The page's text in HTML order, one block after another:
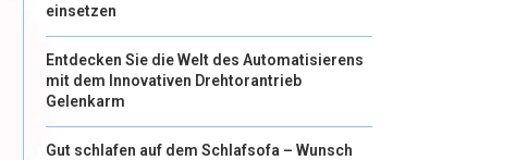
einsetzen
Entdecken Sie die Welt des Automatisierens
mit dem Innovativen Drehtorantrieb
Gelenkarm
Gut schlafen auf dem Schlafsofa – Wunsch